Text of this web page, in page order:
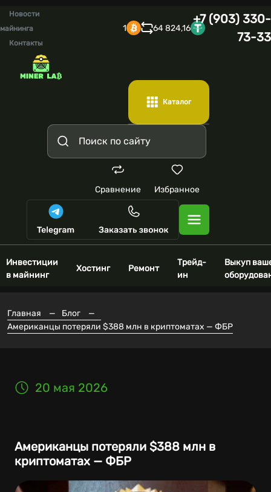
Новости
майнинга
Контакты
1 64 824,16
+7 (903) 330-
73-33
Каталог
Сравнение Избранное
Инвестиции
в майнинг
Хостинг Ремонт
Трейд-
ин
Выкуп
Главная — Блог
—
Американцы потеряли $388 млн в криптоматах — ФБР
20 мая 2026
Американцы потеряли $388 млн в
криптоматах — ФБР